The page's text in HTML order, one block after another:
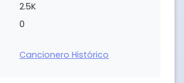
2.5K
0
Cancionero Histórico